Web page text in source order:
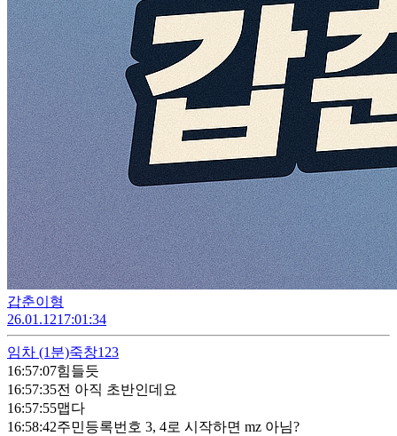
갑춘이형
26.01.1217:01:34
임차 (1분)죽창123
16:57:07힘들듯
16:57:35전 아직 초반인데요
16:57:55맵다
16:58:42주민등록번호 3, 4로 시작하면 mz 아님?